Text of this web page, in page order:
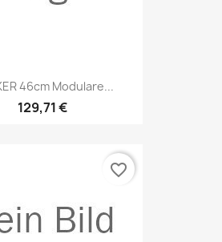
46cm Modulare...
129,71 €
favorite_border